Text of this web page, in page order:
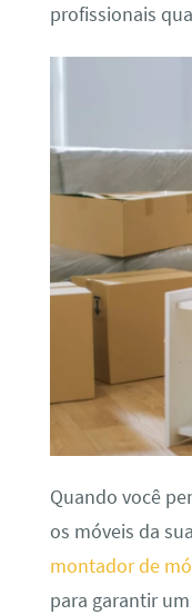
profissionais
Quando você
os móveis da
montador de
para garantir